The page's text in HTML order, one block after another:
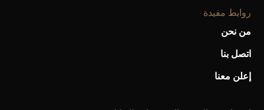
روابط مفيدة
من نحن
اتصل بنا
إعلن معنا